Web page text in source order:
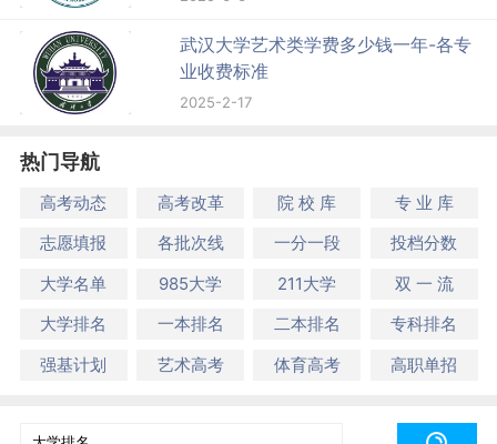
武汉大学艺术类学费多少钱一年-各专
业收费标准
2025-2-17
热门导航
高考动态 高考改革 院 校 库
专 业 库
志愿填报
各批次线 一分一段
投档分数
大学名单
985大学 211大学
双 一 流
大学排名
一本排名 二本排名
专科排名
强基计划
艺术高考 体育高考 高职单招